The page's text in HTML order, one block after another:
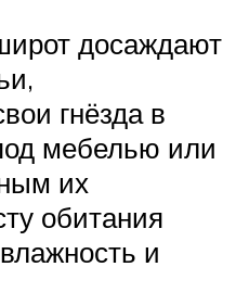
досаждают
гнёзда в
мебелью или
их
обитания
и